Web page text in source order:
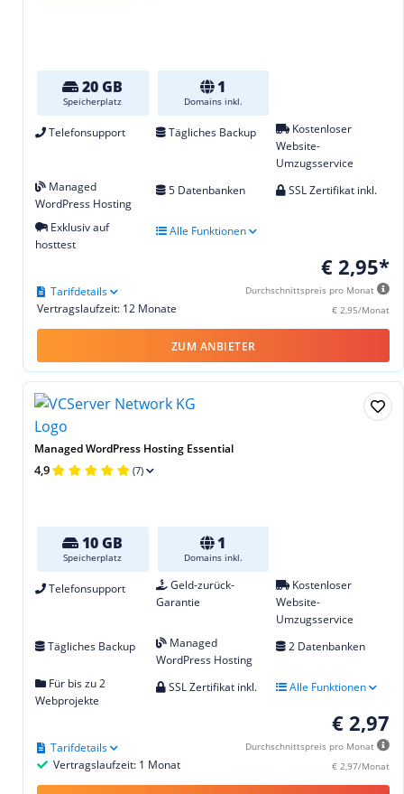
20 GB
Speicherplatz
1
Domains inkl.
Telefonsupport Tägliches Backup
Kostenloser
Website-
Umzugsservice
Managed
WordPress Hosting
5 Datenbanken SSL Zertifikat inkl.
Exklusiv auf
hosttest
Alle Funktionen
€ 2,95*
Durchschnittspreis pro Monat
€ 2,95/Monat
Vertragslaufzeit: 12 Monate
Tarifdetails
ZUM ANBIETER
Managed WordPress Hosting Essential
4,9 (7)
10 GB
Speicherplatz
1
Domains inkl.
Telefonsupport
Geld-zurück-
Garantie
Kostenloser
Website-
Umzugsservice
Tägliches Backup
Managed
WordPress Hosting
2 Datenbanken
Für bis zu 2
Webprojekte
SSL Zertifikat inkl. Alle Funktionen
€ 2,97
Durchschnittspreis pro Monat
€ 2,97/Monat
Vertragslaufzeit: 1 Monat
Tarifdetails